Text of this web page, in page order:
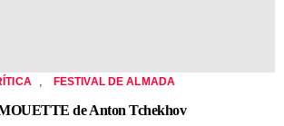
FESTIVAL DE ALMADA
de Anton Tchekhov